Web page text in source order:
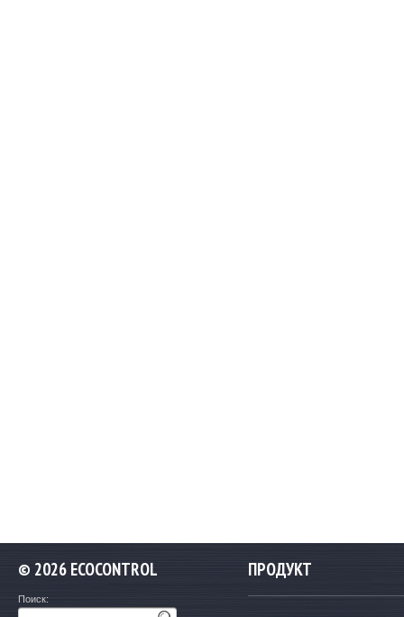
© 2026 ECOCONTROL
Поиск:
ПРОДУКТ